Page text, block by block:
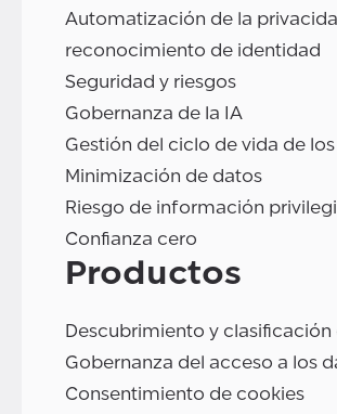
Automatización de la
reconocimiento de identidad
Seguridad y riesgos
Gobernanza de la IA
Gestión del ciclo de vida de
Minimización de datos
Riesgo de información
Confianza cero
Productos
Descubrimiento y clasificación
Gobernanza del acceso a los
Consentimiento de cookies